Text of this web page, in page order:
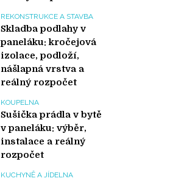
REKONSTRUKCE A STAVBA
Skladba podlahy v
paneláku: kročejová
izolace, podloží,
nášlapná vrstva a
reálný rozpočet
KOUPELNA
Sušička prádla v bytě
v paneláku: výběr,
instalace a reálný
rozpočet
KUCHYNĚ A JÍDELNA